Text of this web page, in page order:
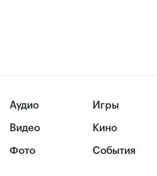
Аудио
Видео
Фото
Игры
Кино
События